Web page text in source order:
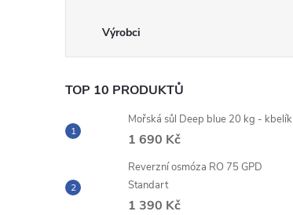
TOP 10 PRODUKTŮ
Mořská sůl Deep blue 20 kg - kbelík
1 690 Kč
Reverzní osmóza RO 75 GPD
Standart
1 390 Kč